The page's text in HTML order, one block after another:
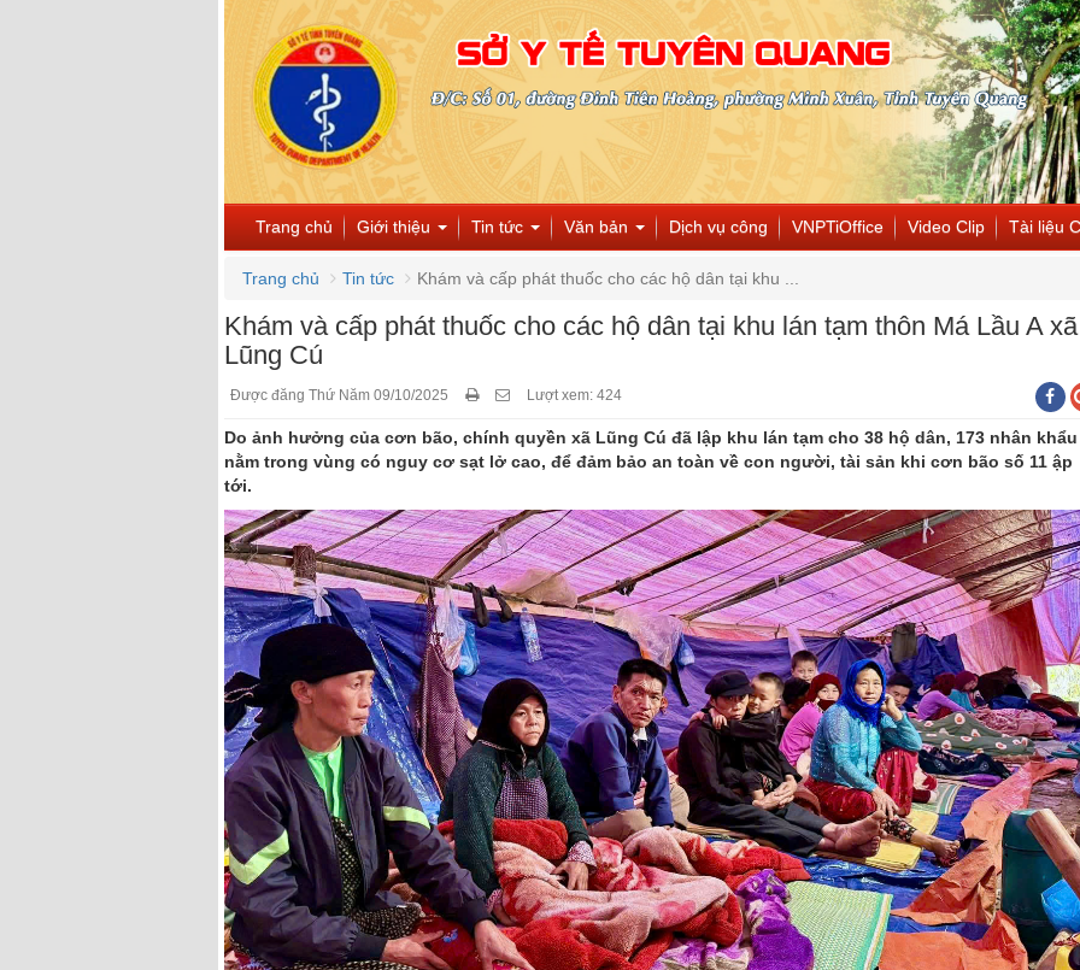
Trang chủ Giới thiệu Tin tức Văn bản Dịch vụ công VNPTiOffice Video Clip Tài liệu
Trang chủ Tin tức Khám và cấp phát thuốc cho các hộ dân tại khu ...
Khám và cấp phát thuốc cho các hộ dân tại khu lán tạm thôn Má Lầu A xã
Lũng Cú
Được đăng Thứ Năm 09/10/2025 Lượt xem: 424
Do ảnh hưởng của cơn bão, chính quyền xã Lũng Cú đã lập khu lán tạm cho 38 hộ dân, 173 nhân khẩu
nằm trong vùng có nguy cơ sạt lở cao, để đảm bảo an toàn về con người, tài sản khi cơn bão số 11 ập
tới.